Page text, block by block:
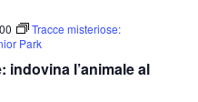
indovina l’animale al
Tracce misteriose:
Park